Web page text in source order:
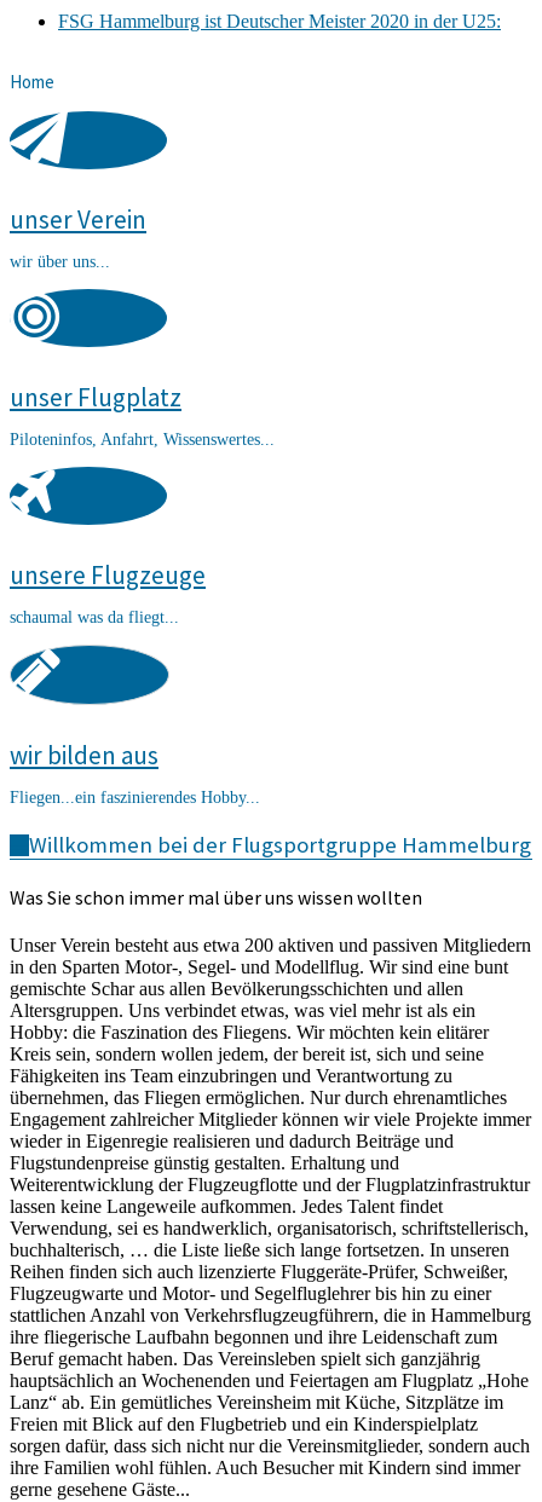
FSG Hammelburg ist Deutscher Meister 2020 in der U25:
Home
unser Verein
wir über uns...
unser Flugplatz
Piloteninfos, Anfahrt, Wissenswertes...
unsere Flugzeuge
schaumal was da fliegt...
wir bilden aus
Fliegen...ein faszinierendes Hobby...
Willkommen bei der Flugsportgruppe Hammelburg
Was Sie schon immer mal über uns wissen wollten
Unser Verein besteht aus etwa 200 aktiven und passiven Mitgliedern
in den Sparten Motor-, Segel- und Modellflug. Wir sind eine bunt
gemischte Schar aus allen Bevölkerungsschichten und allen
Altersgruppen. Uns verbindet etwas, was viel mehr ist als ein
Hobby: die Faszination des Fliegens. Wir möchten kein elitärer
Kreis sein, sondern wollen jedem, der bereit ist, sich und seine
Fähigkeiten ins Team einzubringen und Verantwortung zu
übernehmen, das Fliegen ermöglichen. Nur durch ehrenamtliches
Engagement zahlreicher Mitglieder können wir viele Projekte immer
wieder in Eigenregie realisieren und dadurch Beiträge und
Flugstundenpreise günstig gestalten. Erhaltung und
Weiterentwicklung der Flugzeugflotte und der Flugplatzinfrastruktur
lassen keine Langeweile aufkommen. Jedes Talent findet
Verwendung, sei es handwerklich, organisatorisch, schriftstellerisch,
buchhalterisch, … die Liste ließe sich lange fortsetzen. In unseren
Reihen finden sich auch lizenzierte Fluggeräte-Prüfer, Schweißer,
Flugzeugwarte und Motor- und Segelfluglehrer bis hin zu einer
stattlichen Anzahl von Verkehrsflugzeugführern, die in Hammelburg
ihre fliegerische Laufbahn begonnen und ihre Leidenschaft zum
Beruf gemacht haben. Das Vereinsleben spielt sich ganzjährig
hauptsächlich an Wochenenden und Feiertagen am Flugplatz „Hohe
Lanz“ ab. Ein gemütliches Vereinsheim mit Küche, Sitzplätze im
Freien mit Blick auf den Flugbetrieb und ein Kinderspielplatz
sorgen dafür, dass sich nicht nur die Vereinsmitglieder, sondern auch
ihre Familien wohl fühlen. Auch Besucher mit Kindern sind immer
gerne gesehene Gäste...